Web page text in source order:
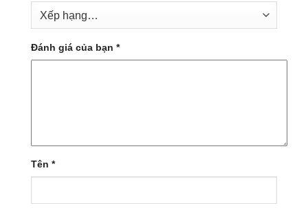
Đánh giá của bạn *
Tên *